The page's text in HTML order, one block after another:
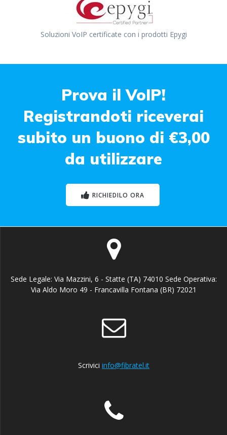
Soluzioni VoIP certificate con i prodotti Epygi
Prova il VoIP!
Registrandoti riceverai
subito un buono di €3,00
da utilizzare
RICHIEDILO ORA
Sede Legale: Via Mazzini, 6 - Statte (TA) 74010 Sede Operativa:
Via Aldo Moro 49 - Francavilla Fontana (BR) 72021
Scrivici info@fibratel.it